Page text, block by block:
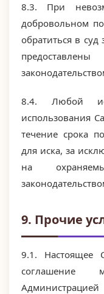
8.3. При
добровольном
обратиться в
8.4. Любой
использования
течение срока
для иска, за
на
9. Прочие
9.1. Настоящее
соглашение